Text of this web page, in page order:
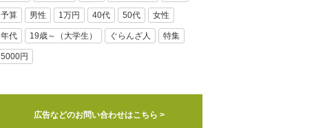
予算 男性 1万円 40代 50代 女性
年代 19歳～（大学生） ぐらんざ人 特集
5000円
広告などのお問い合わせはこちら >